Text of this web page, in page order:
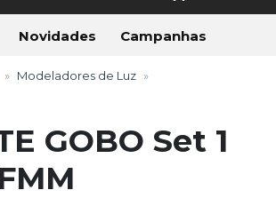
Novidades Campanhas
Modeladores de Luz
GOBO Set 1